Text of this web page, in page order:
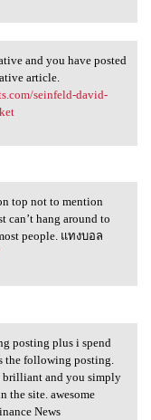
and you have posted
article.
seinfeld-david-
on
top not to mention
can’t hang around to
people. แทงบอล
posting plus i spend
the following posting.
and you simply
the site. awesome
News